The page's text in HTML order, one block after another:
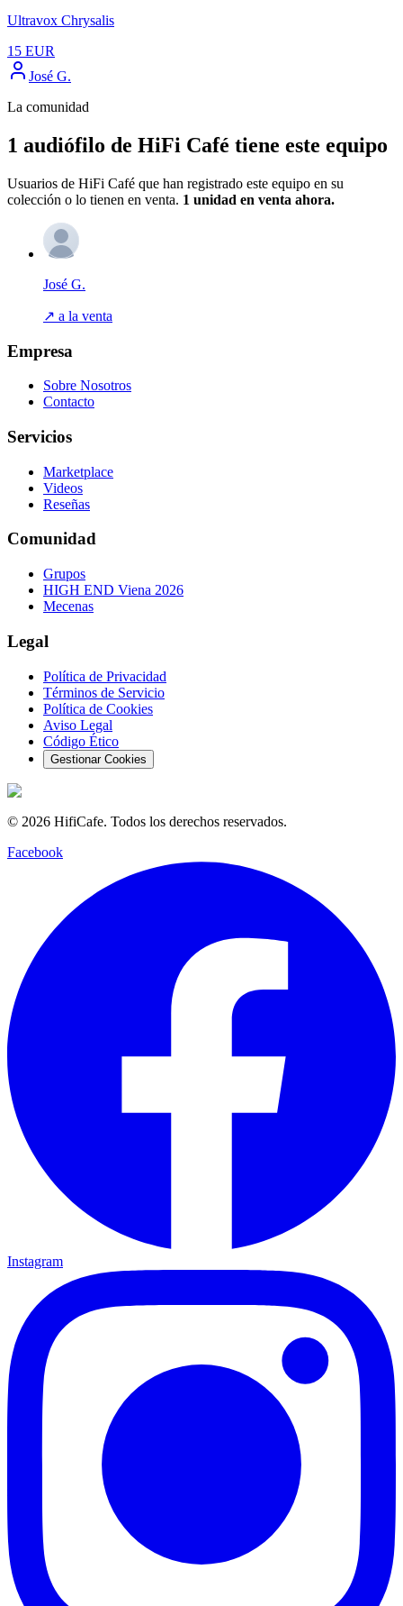
Ultravox Chrysalis
15 EUR
José G.
La comunidad
1 audiófilo de HiFi Café tiene este equipo
Usuarios de HiFi Café que han registrado este equipo en su
colección o lo tienen en venta. 1 unidad en venta ahora.
José G.
↗ a la venta
Empresa
Sobre Nosotros
Contacto
Servicios
Marketplace
Videos
Reseñas
Comunidad
Grupos
HIGH END Viena 2026
Mecenas
Legal
Política de Privacidad
Términos de Servicio
Política de Cookies
Aviso Legal
Código Ético
Gestionar Cookies
© 2026 HifiCafe. Todos los derechos reservados.
Facebook
Instagram